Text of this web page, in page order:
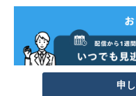
申